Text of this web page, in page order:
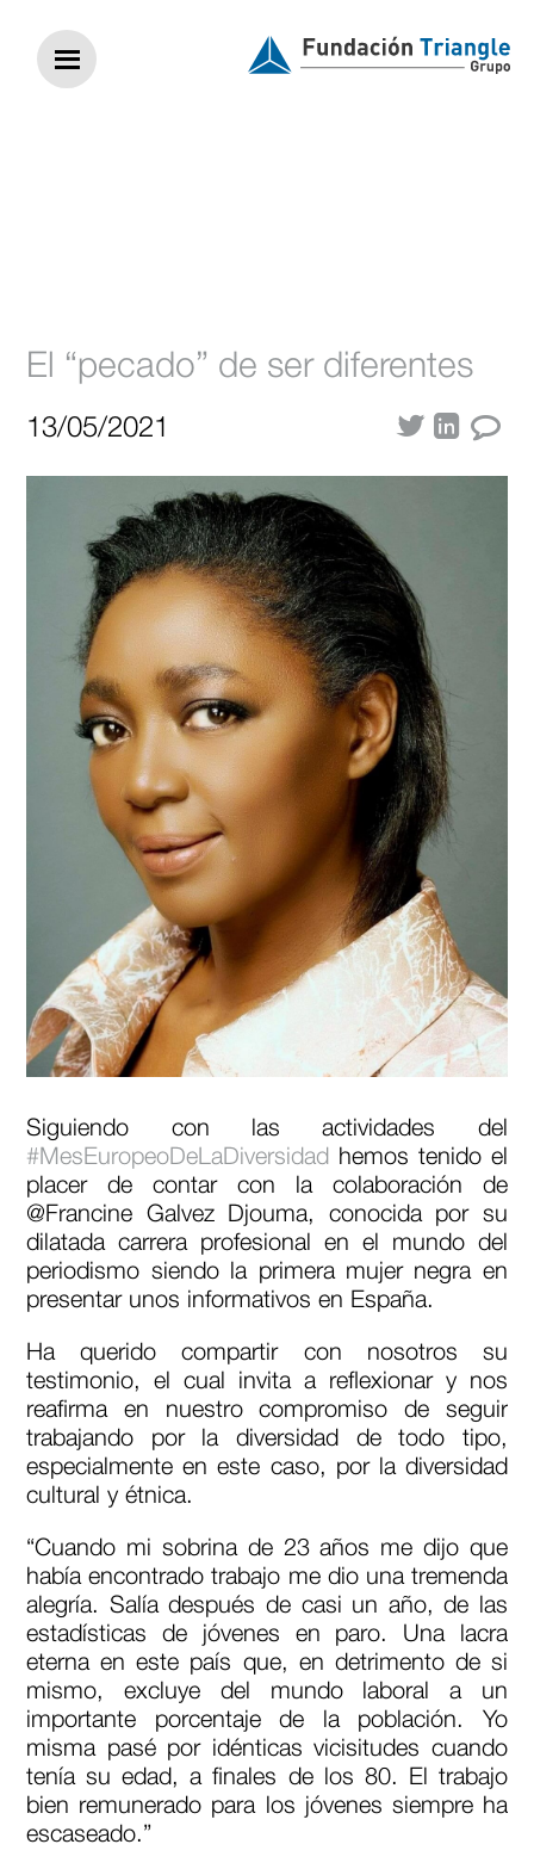
El “pecado” de ser diferentes
13/05/2021
Siguiendo con las actividades del
#MesEuropeoDeLaDiversidad hemos tenido el
placer de contar con la colaboración de
@Francine Galvez Djouma, conocida por su
dilatada carrera profesional en el mundo del
periodismo siendo la primera mujer negra en
presentar unos informativos en España.
Ha querido compartir con nosotros su
testimonio, el cual invita a reflexionar y nos
reafirma en nuestro compromiso de seguir
trabajando por la diversidad de todo tipo,
especialmente en este caso, por la diversidad
cultural y étnica.
“Cuando mi sobrina de 23 años me dijo que
había encontrado trabajo me dio una tremenda
alegría. Salía después de casi un año, de las
estadísticas de jóvenes en paro. Una lacra
eterna en este país que, en detrimento de si
mismo, excluye del mundo laboral a un
importante porcentaje de la población. Yo
misma pasé por idénticas vicisitudes cuando
tenía su edad, a finales de los 80. El trabajo
bien remunerado para los jóvenes siempre ha
escaseado.”